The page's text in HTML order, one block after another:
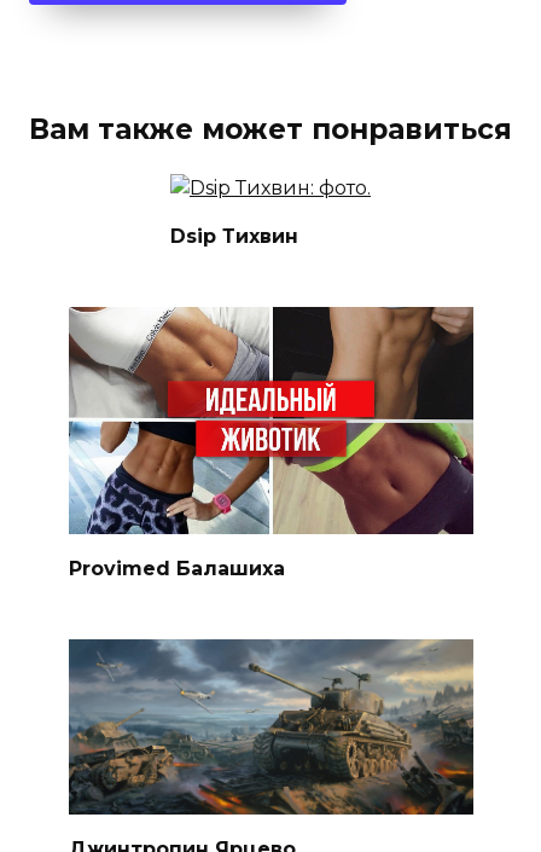
Вам также может понравиться
Dsip Тихвин
Provimed Балашиха